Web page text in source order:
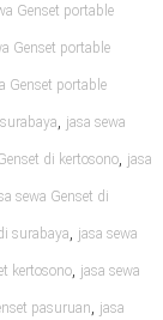
Genset portable
Genset portable
Genset portable
, jasa sewa
di kertosono, jasa
sewa Genset di
surabaya, jasa sewa
kertosono, jasa sewa
pasuruan, jasa